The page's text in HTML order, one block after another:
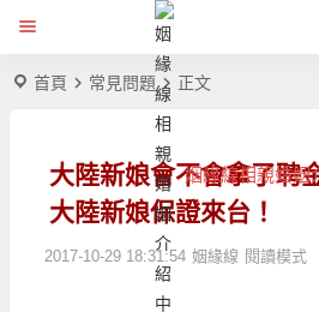
姻緣線相親婚姻
首頁 常見問題 正文
大陸新娘會不會拿了聘
大陸新娘保證來台！
2017-10-29 18:31:54 姻緣線 閱讀模式